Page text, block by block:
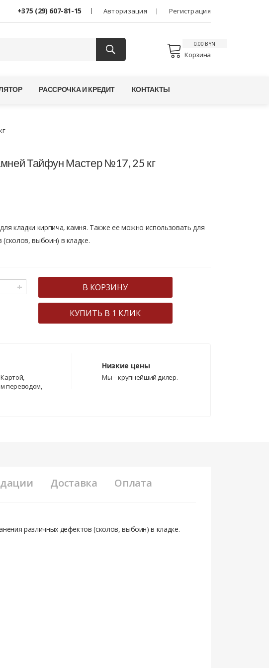
+375 (29) 607-81-15 Авторизация Регистрация
Корзина
0,00 BYN
РАССРОЧКА И КРЕДИТ КОНТАКТЫ
Тайфун Мастер №17, 25 кг
кладки кирпича, камня. Также ее можно использовать для
выбоин) в кладке.
+ В КОРЗИНУ
КУПИТЬ В 1 КЛИК
переводом,
Низкие цены
Мы – крупнейший дилер.
Доставка Оплата
различных дефектов (сколов, выбоин) в кладке.